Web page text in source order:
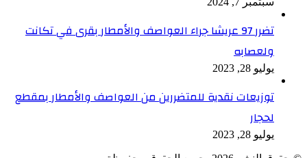
تضرر 97 عريشا جراء العواصف والأمطار بقرى في تكانت
ولعصابه
يوليو 28, 2023
توزيعات نقدية للمتضررين من العواصف والأمطار بمقطع
لحجار
يوليو 28, 2023